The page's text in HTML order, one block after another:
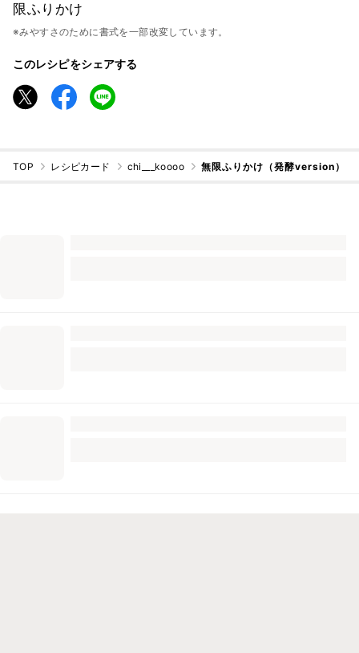
限ふりかけ
※みやすさのために書式を一部改変しています。
このレシピをシェアする
TOP レシピカード chi___koooo 無限ふりかけ（発酵version）